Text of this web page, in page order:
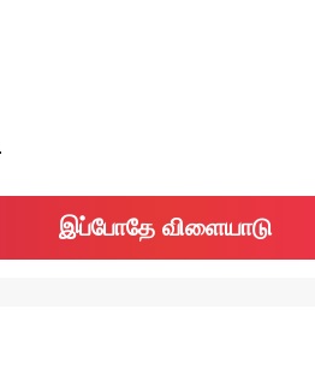
இப்போதே விளையாடு